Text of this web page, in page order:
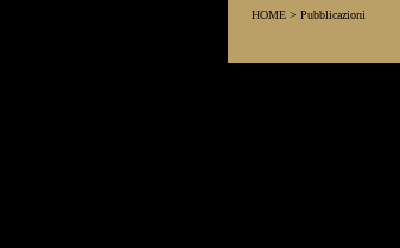
HOME > Pubblicazioni